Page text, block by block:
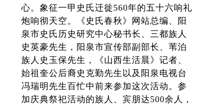
心。象征一甲史氏迁徙560年的五十六响礼
炮响彻天空。《史氏春秋》网站总编、阳
泉市史氏历史研究中心秘书长、三都族人
史英豪先生，阳泉市宣传部副部长、苇泊
族人史玉保先生，《山西生活晨》记者、
始祖奎公后裔史克勤先生以及阳泉电视台
冯瑞明先生百忙中前来参加这次活动。参
加庆典祭祀活动的族人、宾朋达500余人，